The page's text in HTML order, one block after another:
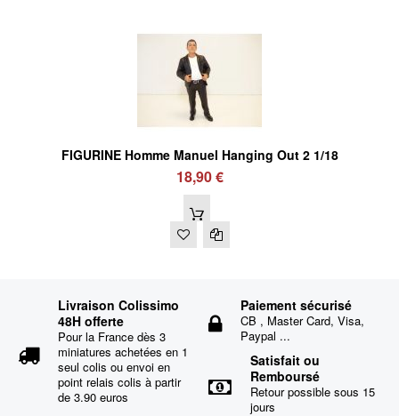
FIGURINE Homme Manuel Hanging Out 2 1/18
18,90 €
Livraison Colissimo
48H offerte
Pour la France dès 3
miniatures achetées en 1
seul colis ou envoi en
point relais colis à partir
de 3.90 euros
Paiement sécurisé
CB , Master Card, Visa,
Paypal ...
Satisfait ou
Remboursé
Retour possible sous 15
jours